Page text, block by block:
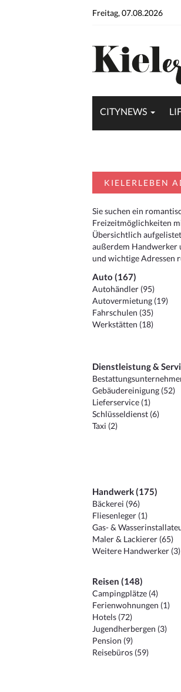
Freitag, 07.08.2026
CITYNEWS
KIELERLEBEN
Sie suchen ein
Freizeitmöglichkeiten
Übersichtlich
außerdem Handwerker
und wichtige Adressen
Auto (167)
Autohändler (95)
Autovermietung (19)
Fahrschulen (35)
Werkstätten (18)
Dienstleistung &
Gebäudereinigung (52)
Lieferservice (1)
Schlüsseldienst (6)
Taxi (2)
Handwerk (175)
Bäckerei (96)
Fliesenleger (1)
Gas- &
Maler & Lackierer (65)
Weitere Handwerker (3)
Reisen (148)
Campingplätze (4)
Ferienwohnungen (1)
Hotels (72)
Jugendherbergen (3)
Pension (9)
Reisebüros (59)